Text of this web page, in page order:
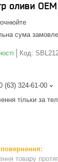
оливи
сума
Код:
(63) 324-61-00
тільки за
товару